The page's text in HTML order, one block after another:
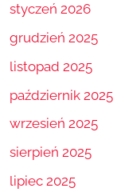
styczeń 2026
grudzień 2025
listopad 2025
październik 2025
wrzesień 2025
sierpień 2025
lipiec 2025